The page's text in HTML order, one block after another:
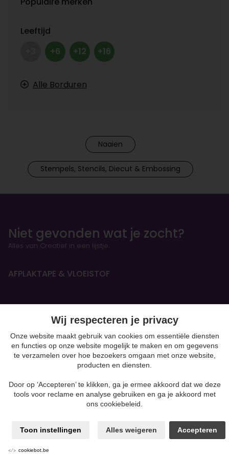
Leeftijd
+6 +12 +16
Alle Borduren
Naaien
Stempels, Stencils, Diecut & Embossing
Niet gevonden wat je zocht?
Alles van Creatief in een lijstje.
AFPLAKTAPE & VLOEISTOF
HANDBOEKEN & OEFENSCHRIFTEN
BOETSEREN & GIETEN
Silk Foam & Silk Clay
Papiermaché
Kaarsen & Zeep maken
moulding
Producten voor Pouring
Wij respecteren je privacy
Onze website maakt gebruik van cookies om essentiële diensten
en functies op onze website mogelijk te maken en om gegevens
te verzamelen over hoe bezoekers omgaan met onze website,
producten en diensten.
Door op ‘Accepteren’ te klikken, ga je ermee akkoord dat we deze
tools voor reclame en analyse gebruiken en ga je akkoord met
ons cookiebeleid.
Toon instellingen Alles weigeren Accepteren
cookiebot.be